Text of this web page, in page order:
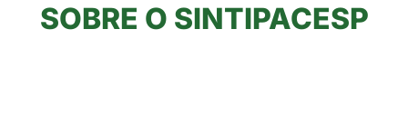
SOBRE O SINTIPACESP